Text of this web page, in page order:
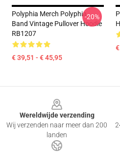
Polyphia Merch Polyphia
Band Vintage Pullover Hoodie
RB1207
€ 39,51 - € 45,95
-20%
Wereldwijde verzending
Wij verzenden naar meer dan 200
landen